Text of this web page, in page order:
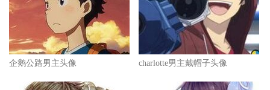
企鹅公路男主头像 charlotte男主戴帽子头像